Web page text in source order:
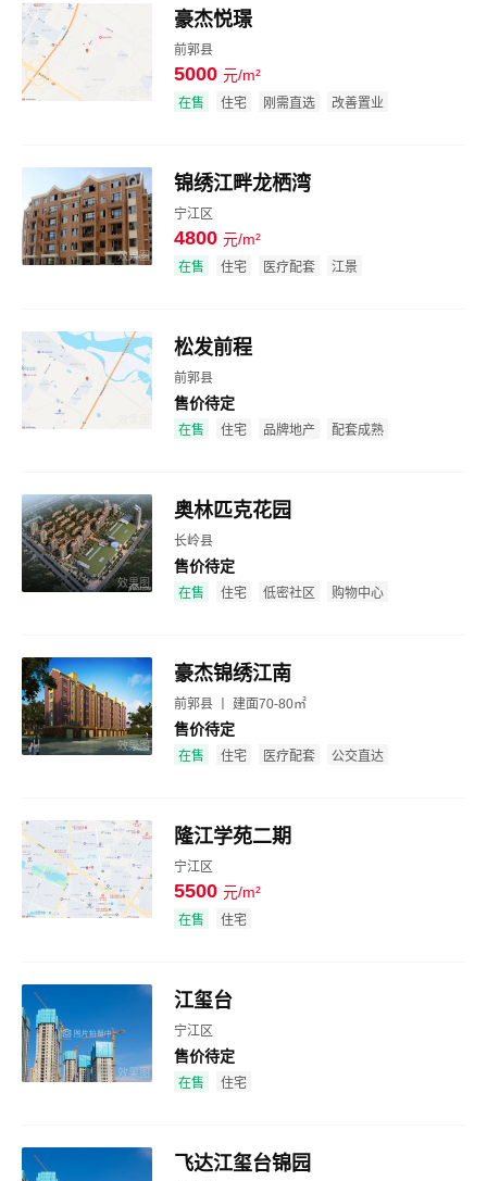
豪杰悦璟
前郭县
5000 元/m²
在售 住宅 刚需直选 改善置业
效果图
锦绣江畔龙栖湾
宁江区
4800 元/m²
在售 住宅 医疗配套 江景
松发前程
前郭县
售价待定
在售 住宅 品牌地产 配套成熟
效果图
奥林匹克花园
长岭县
售价待定
在售 住宅 低密社区 购物中心
效果图
豪杰锦绣江南
前郭县 丨 建面70-80㎡
售价待定
在售 住宅 医疗配套 公交直达
效果图
隆江学苑二期
宁江区
5500 元/m²
在售 住宅
效果图
江玺台
宁江区
售价待定
在售 住宅
飞达江玺台锦园